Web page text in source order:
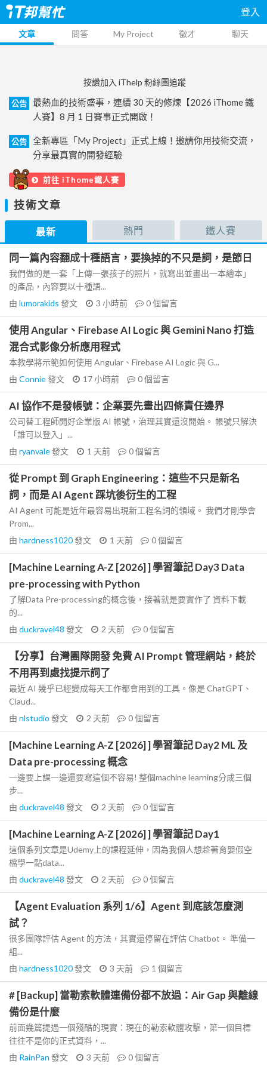
登入
文章 問答 My Project 徵才 聊天
按讚加入 iThelp 粉絲團追蹤
公告
最熱血的技術盛事，連續 30 天的修煉【2026 iThome 鐵
人賽】8 月 1 日賽事正式開啟！
公告
全新專區「My Project」正式上線！邀請你用技術交流，
分享最真實的開發經驗
前往 iThome鐵人賽
技術文章
最新 熱門 鐵人賽
同一篇內容翻成十種語言，要換掉的不只是詞，是節日
我們做的是一套「上傳一張孩子的照片，就寫出並畫出一本繪本」
的產品，內容要以十種語...
由 lumorakids 發文 3 小時前 0個留言
使用 Angular、Firebase AI Logic 與 Gemini Nano 打造
混合式影像分析應用程式
本教學將示範如何使用 Angular、Firebase AI Logic 與 G...
由 Connie發文 17 小時前 0個留言
AI 協作不是發帳號：企業要先畫出四條責任邊界
公司替工程師開好企業版 AI 帳號，治理其實還沒開始。 帳號只解決
「誰可以登入」...
由 ryanvale發文 1 天前 0個留言
從 Prompt 到 Graph Engineering：這些不只是新名
詞，而是 AI Agent 踩坑後衍生的工程
AI Agent 可能是近年最容易出現新工程名詞的領域。 我們才剛學會
Prom...
由 hardness1020發文 1 天前 0個留言
[Machine Learning A-Z [2026] ] 學習筆記 Day3 Data
pre-processing with Python
了解Data Pre-processing的概念後，接著就是要實作了 資料下載
的...
由 duckravel48 發文 2 天前 0個留言
【分享】台灣團隊開發 免費 AI Prompt 管理網站，終於
不用再到處找提示詞了
最近 AI 幾乎已經變成每天工作都會用到的工具。像是 ChatGPT、
Claud...
由 nlstudio 發文 2 天前 0個留言
[Machine Learning A-Z [2026] ] 學習筆記 Day2 ML 及
Data pre-processing 概念
一邊要上課一邊還要寫這個不容易! 整個machine learning分成三個
步...
由 duckravel48 發文 2 天前 0個留言
[Machine Learning A-Z [2026] ] 學習筆記 Day1
這個系列文章是Udemy上的課程延伸，因為我個人想趁著育嬰假空
檔學一點data...
由 duckravel48 發文 2 天前 0個留言
【Agent Evaluation 系列 1/6】Agent 到底該怎麼測
試？
很多團隊評估 Agent 的方法，其實還停留在評估 Chatbot。 準備一
組...
由 hardness1020發文 3 天前 1 個留言
# [Backup] 當勒索軟體連備份都不放過：Air Gap 與離線
備份是什麼
前面幾篇提過一個殘酷的現實：現在的勒索軟體攻擊，第一個目標
往往不是你的正式資料，...
由 RainPan 發文 3 天前 0個留言